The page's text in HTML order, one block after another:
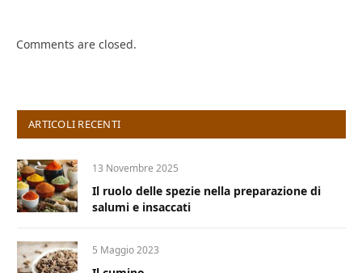
Comments are closed.
ARTICOLI RECENTI
13 Novembre 2025
Il ruolo delle spezie nella preparazione di
salumi e insaccati
5 Maggio 2023